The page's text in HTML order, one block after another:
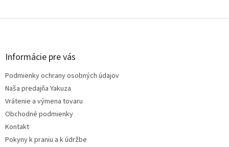
Z
Informácie pre vás
Podmienky ochrany osobných údajov
Naša predajňa Yakuza
Vrátenie a výmena tovaru
Obchodné podmienky
Kontakt
Pokyny k praniu a k údržbe